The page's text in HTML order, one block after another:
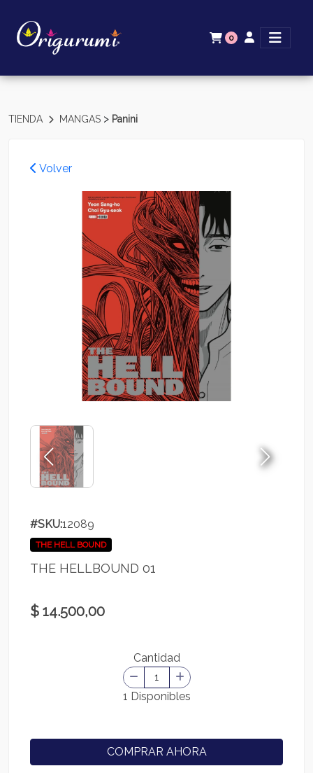
0
TIENDA MANGAS > Panini
Volver
#SKU:12089
THE HELL BOUND
THE HELLBOUND 01
$ 14.500,00
Cantidad
1 Disponibles
COMPRAR AHORA